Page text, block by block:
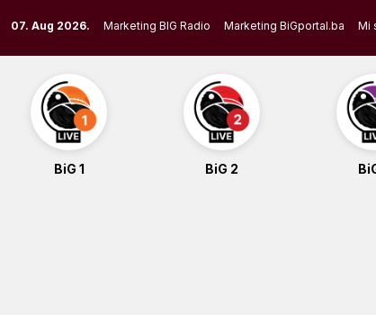
to
content
07. Aug 2026. Marketing BIG Radio Marketing BiGportal.ba Mi
BiG 1 BiG 2